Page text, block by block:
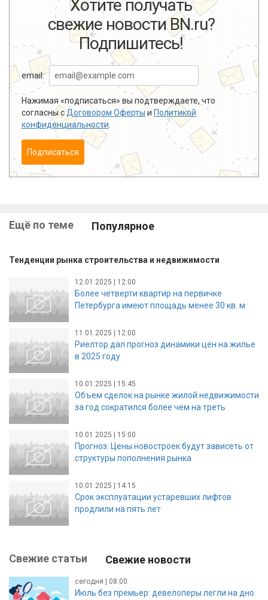
Хотите получать
свежие новости BN.ru?
Подпишитесь!
email:
Нажимая «подписаться» вы подтверждаете, что
согласны сДоговором Оферты и Политикой
конфиденциальности
Подписаться
Ещё по теме Популярное
Тенденции рынка строительства и недвижимости
12.01.2025 | 12:00
Более четверти квартир на первичке
Петербурга имеют площадь менее 30 кв. м
11.01.2025 | 12:00
Риелтор дал прогноз динамики цен на жилье
в 2025 году
10.01.2025 | 15:45
Объем сделок на рынке жилой недвижимости
за год сократился более чем на треть
10.01.2025 | 15:00
Прогноз: Цены новостроек будут зависеть от
структуры пополнения рынка
10.01.2025 | 14:15
Срок эксплуатации устаревших лифтов
продлили на пять лет
Свежие статьи Свежие новости
сегодня | 08:00
Июль без премьер: девелоперы легли на дно